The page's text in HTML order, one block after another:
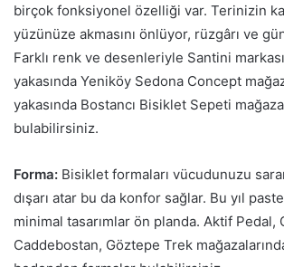
birçok fonksiyonel özelliği var. Terinizin
yüzünüze akmasını önlüyor, rüzgârı ve
Farklı renk ve desenleriyle Santini
yakasında Yeniköy Sedona Concept
yakasında Bostancı Bisiklet Sepeti
bulabilirsiniz.
Forma: Bisiklet formaları vücudunuzu
dışarı atar bu da konfor sağlar. Bu yıl
minimal tasarımlar ön planda. Aktif Pedal,
Caddebostan, Göztepe Trek